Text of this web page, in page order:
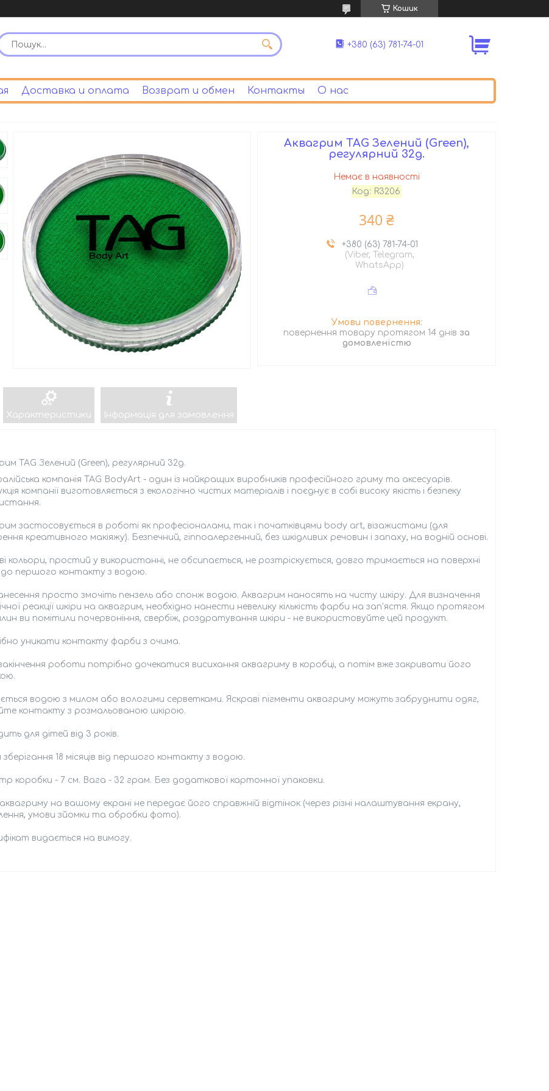
Кошик
+380 (63) 781-74-01
Доставка и оплата Возврат и обмен Контакты О нас
Аквагрим TAG Зелений (Green),
регулярний 32g.
Немає в наявності
Код: R3206
340 ₴
+380 (63) 781-74-01
(Viber, Telegram,
WhatsApp)
повернення товару протягом 14 днів за
домовленістю
Характеристики Інформація для замовлення
TAG Зелений (Green), регулярний 32g.
компанія TAG BodyArt - один із найкращих виробників професійного гриму та аксесуарів.
компанії виготовляється з екологічно чистих матеріалів і поєднує в собі високу якість і безпеку
застосовується в роботі як професіоналами, так і початківцями body art, візажистами (для
креативного макіяжу). Безпечний, гіппоалергенний, без шкідливих речовин і запаху, на водній основі.
кольори, простий у використанні, не обсипається, не розтріскується, довго тримається на поверхні
до першого контакту з водою.
просто змочіть пензель або спонж водою. Аквагрим наносять на чисту шкіру. Для визначення
реакції шкіри на аквагрим, необхідно нанести невелику кількість фарби на зап'ястя. Якщо протягом
ви помітили почервоніння, свербіж, роздратування шкіри - не використовуйте цей продукт.
уникати контакту фарби з очима.
закінчення роботи потрібно дочекатися висихання аквагриму в коробці, а потім вже закривати його
водою з милом або вологими серветками. Яскраві пігменти аквагриму можуть забруднити одяг,
контакту з розмальованою шкірою.
для дітей від 3 років.
зберігання 18 місяців від першого контакту з водою.
коробки - 7 см. Вага - 32 грам. Без додаткової картонної упаковки.
аквагриму на вашому екрані не передає його справжній відтінок (через різні налаштування екрану,
умови зйомки та обробки фото).
видається на вимогу.